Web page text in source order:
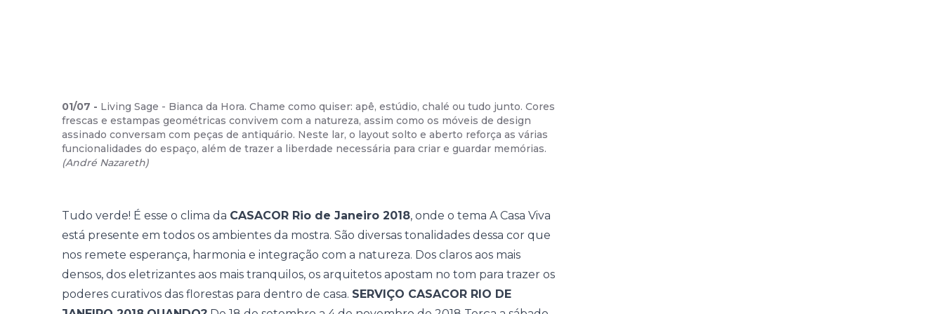
01/07 - Living Sage - Bianca da Hora. Chame como quiser: apê, estúdio, chalé ou tudo junto. Cores
frescas e estampas geométricas convivem com a natureza, assim como os móveis de design
assinado conversam com peças de antiquário. Neste lar, o layout solto e aberto reforça as várias
funcionalidades do espaço, além de trazer a liberdade necessária para criar e guardar memórias.
(André Nazareth)
Tudo verde! É esse o clima da CASACOR Rio de Janeiro 2018, onde o tema A Casa Viva
está presente em todos os ambientes da mostra. São diversas tonalidades dessa cor que
nos remete esperança, harmonia e integração com a natureza. Dos claros aos mais
densos, dos eletrizantes aos mais tranquilos, os arquitetos apostam no tom para trazer os
poderes curativos das florestas para dentro de casa. SERVIÇO CASACOR RIO DE